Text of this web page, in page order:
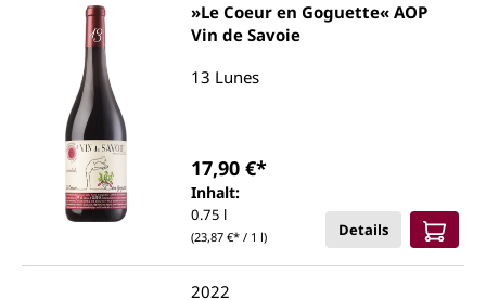
»Le Coeur en Goguette« AOP
Vin de Savoie
13 Lunes
Inhalt:
0.75 l
(23,87 €* / 1 l)
17,90 €*
Details
2022